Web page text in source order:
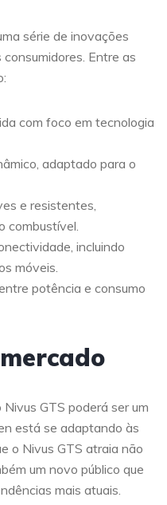
série de inovações
Entre as
com foco em tecnologia
adaptado para o
e resistentes,
combustível.
incluindo
móveis.
potência e consumo
GTS poderá ser um
está se adaptando às
o Nivus GTS atraia não
um novo público que
mais atuais.